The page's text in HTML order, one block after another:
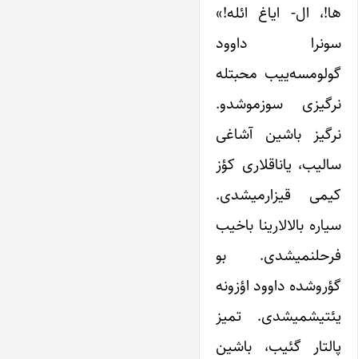
ها!، ال- ایاغ ائله!»
سونرا داوود
گولومسه‌‌ییب محبتله
نرگیزی سوزموشدو.
نرگیز باشین آشاغی
سالیب، یاناقلاری کؤز
کیمی قیزارمیشدی.
سیاره بالالارینا باخیب
فرحلنمیشدی. بو
گؤروشده داوود اؤزونه
یئتیشمیشدی. تمیز
پالتار گئیب، باشین